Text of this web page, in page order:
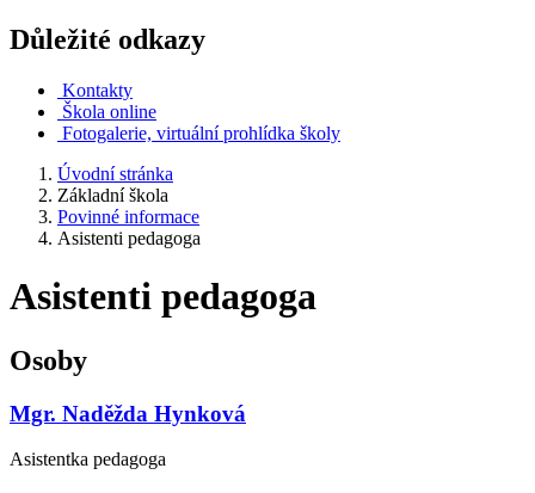
Důležité odkazy
Kontakty
Škola online
Fotogalerie, virtuální prohlídka školy
Úvodní stránka
Základní škola
Povinné informace
Asistenti pedagoga
Asistenti pedagoga
Osoby
Mgr. Naděžda Hynková
Asistentka pedagoga